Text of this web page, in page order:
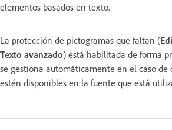
elementos basados en texto.
La protección de pictogramas que faltan (
Texto avanzado) está habilitada de forma
se gestiona automáticamente en el caso de
estén disponibles en la fuente que está